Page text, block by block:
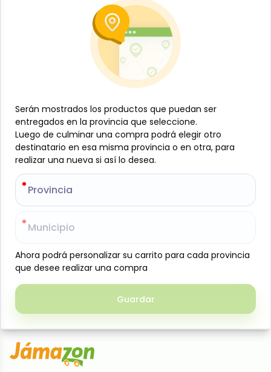
Conservas, enlatados y congelados
Banderillas picantes, 295 g, Montey
B-JAM-001-1659
Especificaciones
-
Banderillas picantes, 295 g, Montey, deliciosamente
preparadas con encurtidos seleccionados y un
toque de picante que realza su sabor. Ideales como
aperitivo, botana o acompañamiento de tus
comidas favoritas, listas para disfrutar de manera
snack sabroso, con carácter y lleno de sabor en
cada bocado.
Serán mostrados los productos que puedan ser
entregados en la provincia que seleccione.
Luego de culminar una compra podrá elegir otro
destinatario en esa misma provincia o en otra, para
realizar una nueva si así lo desea.
Provincia
Municipio
Ahora podrá personalizar su carrito para cada provincia
que desee realizar una compra
Guardar
Serán mostrados los productos que puedan ser
entregados en la provincia que seleccione.
Luego de culminar una compra podrá elegir otro
destinatario en esa misma provincia o en otra, para
realizar una nueva si así lo desea.
Provincia
Municipio
Ahora podrá personalizar su carrito para cada provincia
que desee realizar una compra
Guardar